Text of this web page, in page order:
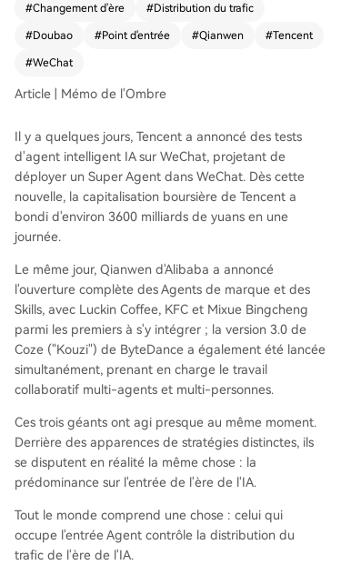
ication **Qianwen** agit comme un super-agen
t intégré à son écosystème (Taobao, Alipay, etc.)
des transactions. De l'autre, **Quark** vise à dev
enir un "super cadre IA" pour la recherche intelli
ne plateforme ouverte, accueillant des agents d
e marques externes comme Luckin Coffee. **Byt
eDance** adopte une approche omniprésente e
t intégrée. Son application **Doubao**, avec plu
s de 300 millions d'utilisateurs mensuels, sert d'e
ntrée grand public. En coulisses, la plateforme **
er facilement des agents. La stratégie inclut éga
lement le matériel (téléphones AI, lunettes intelli
gentes) pour intégrer Doubao dans tous les asp
ects de la vie numérique. **Tencent** joue sa ca
rte maîtresse : intégrer un agent IA directement
dans **WeChat**. En glissant simplement à droit
e, les 1,4 milliard d'utilisateurs pourraient deman
automatiquement des millions de *mini-program
mes* (pour commander de la nourriture, réserve
r un voyage, etc.). Cette approche transforme W
eChat en un "système d'exploitation de services"
piloté pa...
#Changement d'ère #Distribution du trafic
#Doubao #Point d'entrée #Qianwen #Tencent
#WeChat
Article | Mémo de l'Ombre
Il y a quelques jours, Tencent a annoncé des tests
d'agent intelligent IA sur WeChat, projetant de
déployer un Super Agent dans WeChat. Dès cette
nouvelle, la capitalisation boursière de Tencent a
bondi d'environ 3600 milliards de yuans en une
journée.
Le même jour, Qianwen d'Alibaba a annoncé
l'ouverture complète des Agents de marque et des
Skills, avec Luckin Coffee, KFC et Mixue Bingcheng
parmi les premiers à s'y intégrer ; la version 3.0 de
Coze ("Kouzi") de ByteDance a également été lancée
simultanément, prenant en charge le travail
collaboratif multi-agents et multi-personnes.
Ces trois géants ont agi presque au même moment.
Derrière des apparences de stratégies distinctes, ils
se disputent en réalité la même chose : la
prédominance sur l'entrée de l'ère de l'IA.
Tout le monde comprend une chose : celui qui
occupe l'entrée Agent contrôle la distribution du
trafic de l'ère de l'IA.